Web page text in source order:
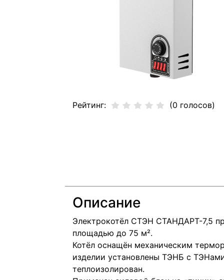
Рейтинг: (0 голосов)
Описание
Электрокотёл СТЭН СТАНДАРТ-7,5
площадью до 75 м².
Котёл оснащён механическим
изделии установлены ТЭНБ с
теплоизолирован.